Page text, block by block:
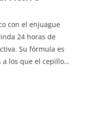
con el enjuague
24 horas de
Su fórmula es
a los que el cepillo